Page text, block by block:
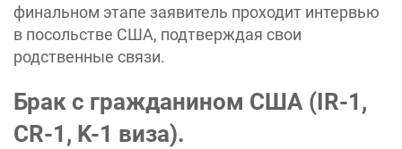
финальном этапе заявитель проходит интервью
в посольстве США, подтверждая свои
родственные связи.
Брак с гражданином США (IR-1,
CR-1, K-1 виза).